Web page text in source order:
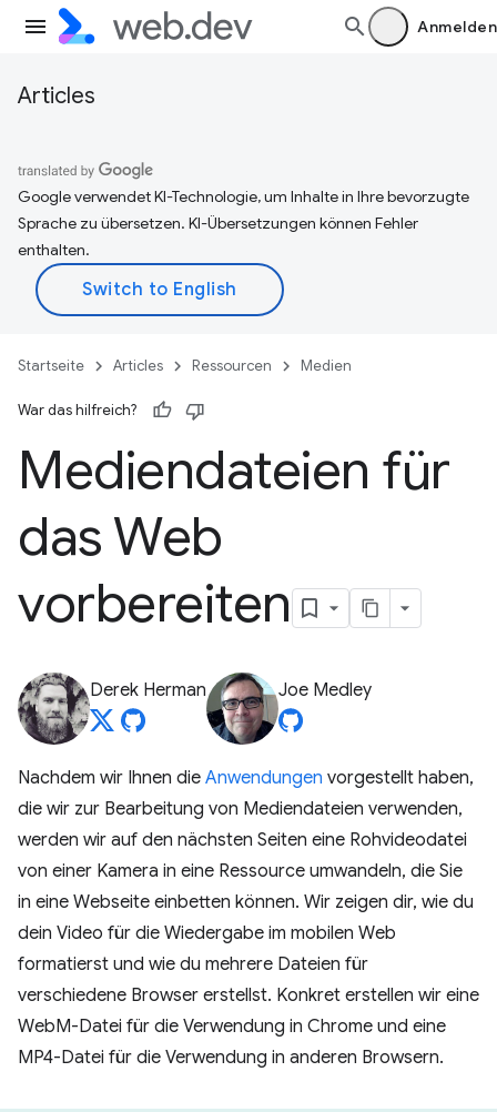
Anmelden
Articles
Google verwendet KI-Technologie, um Inhalte in Ihre bevorzugte
Sprache zu übersetzen. KI-Übersetzungen können Fehler
enthalten.
Startseite Articles Ressourcen Medien
War das hilfreich?
Mediendateien für
das Web
vorbereiten
Derek Herman Joe Medley
Nachdem wir Ihnen die Anwendungen vorgestellt haben,
die wir zur Bearbeitung von Mediendateien verwenden,
werden wir auf den nächsten Seiten eine Rohvideodatei
von einer Kamera in eine Ressource umwandeln, die Sie
in eine Webseite einbetten können. Wir zeigen dir, wie du
dein Video für die Wiedergabe im mobilen Web
formatierst und wie du mehrere Dateien für
verschiedene Browser erstellst. Konkret erstellen wir eine
WebM-Datei für die Verwendung in Chrome und eine
MP4-Datei für die Verwendung in anderen Browsern.